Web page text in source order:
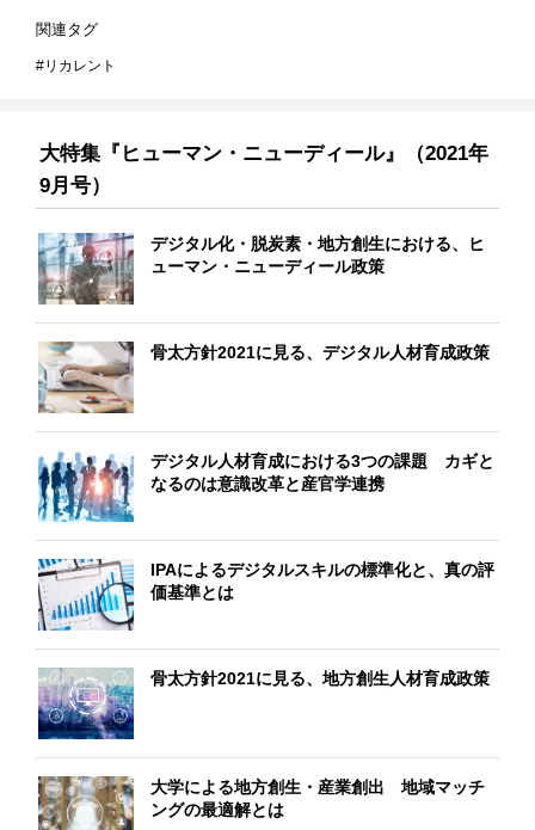
関連タグ
リカレント
大特集『ヒューマン・ニューディール』（2021年
9月号）
デジタル化・脱炭素・地方創生における、ヒ
ューマン・ニューディール政策
骨太方針2021に見る、デジタル人材育成政策
デジタル人材育成における3つの課題 カギと
なるのは意識改革と産官学連携
IPAによるデジタルスキルの標準化と、真の評
価基準とは
骨太方針2021に見る、地方創生人材育成政策
大学による地方創生・産業創出 地域マッチ
ングの最適解とは